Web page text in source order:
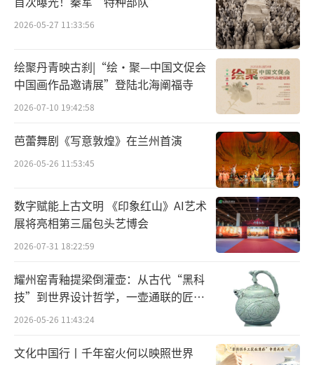
可黄永玉偏偏与书本无缘，别人都在埋头
苦读，他逃学跑去青石板小巷子里闲逛。匠人
他总觉得，小小的凤凰城里，还有一个更
大的世界。“纵使走到天涯海角，我都为它骄
2026-05-27 11:33:56
绘聚丹青映古刹|“绘·聚—中国文促会
中国画作品邀请展”登陆北海阐福寺
2026-07-10 19:42:58
芭蕾舞剧《写意敦煌》在兰州首演
2026-05-26 11:53:45
数字赋能上古文明 《印象红山》AI艺术
展将亮相第三届包头艺博会
2026-07-31 18:22:59
耀州窑青釉提梁倒灌壶：从古代“黑科
技”到世界设计哲学，一壶通联的匠心
宇宙
2026-05-26 11:43:24
文化中国行丨千年窑火何以映照世界